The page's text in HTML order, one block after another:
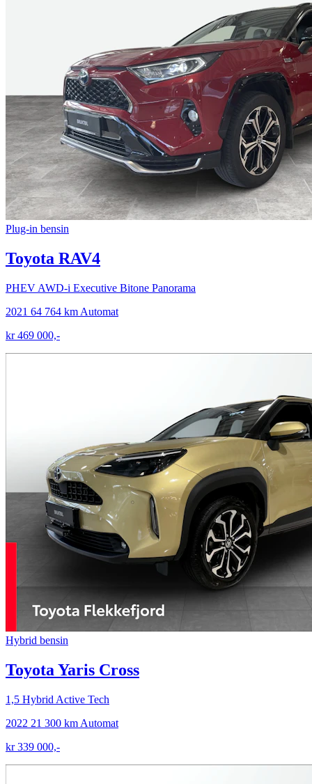
Plug-in bensin
Toyota RAV4
PHEV AWD-i Executive Bitone Panorama
2021 64 764 km Automat
kr 469 000,-
Hybrid bensin
Toyota Yaris Cross
1,5 Hybrid Active Tech
2022 21 300 km Automat
kr 339 000,-